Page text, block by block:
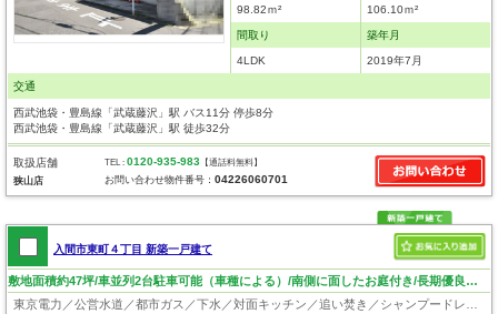
98.82ｍ² 106.10ｍ²
間取り
4LDK
築年月
2019年7月
交通
西武池袋・豊島線「武蔵藤沢」駅 バス11分 停歩8分
西武池袋・豊島線「武蔵藤沢」駅 徒歩32分
取扱店舗
狭山店
TEL :0120-935-983 【通話料無料】
お問い合わせ物件番号：04226060701
入間市東町４丁目 新築一戸建て
敷地面積約47坪/車並列2台駐車可能（車種による）/南側に面したお庭付き/長期優良住宅